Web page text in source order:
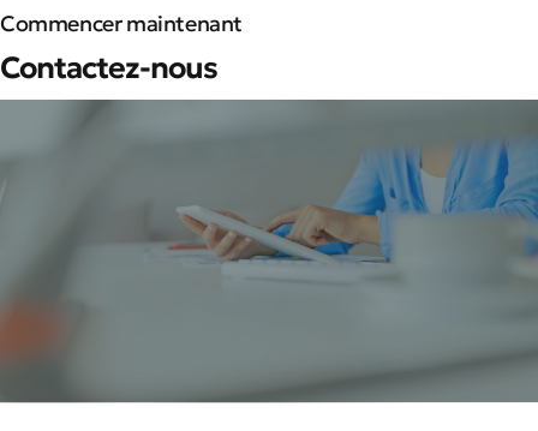
Commencer maintenant
Contactez-nous